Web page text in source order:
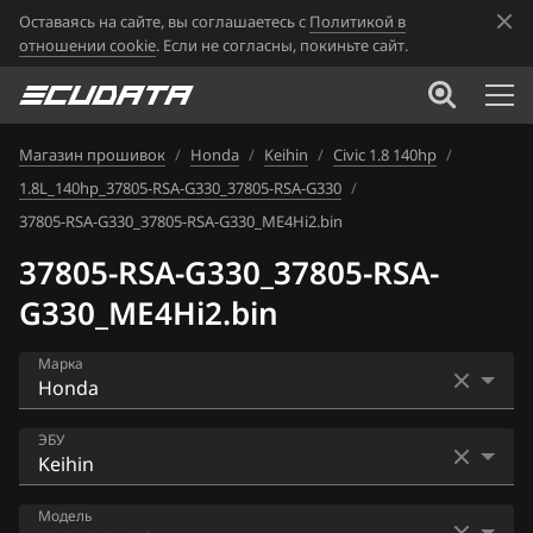
Оставаясь на сайте, вы соглашаетесь с Политикой в
отношении cookie. Если не согласны, покиньте сайт.
Магазин прошивок / Honda / Keihin / Civic 1.8 140hp /
1.8L_140hp_37805-RSA-G330_37805-RSA-G330 /
37805-RSA-G330_37805-RSA-G330_ME4Hi2.bin
37805-RSA-G330_37805-RSA-
G330_ME4Hi2.bin
Марка
Acura
Alfa Romeo
ЭБУ
Bosch EDC17C58
Модель